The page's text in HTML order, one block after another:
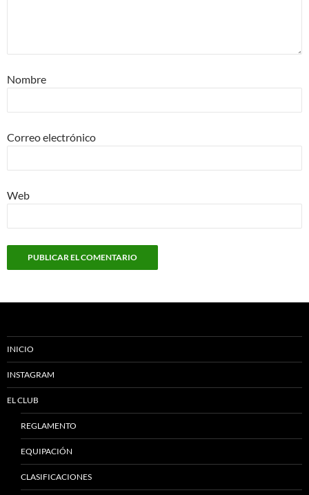
Nombre
Correo electrónico
Web
INICIO
INSTAGRAM
EL CLUB
REGLAMENTO
EQUIPACIÓN
CLASIFICACIONES